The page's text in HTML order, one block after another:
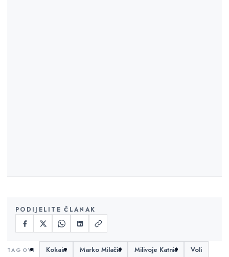
PODIJELITE ČLANAK
Kokain Marko Milačić Milivoje Katnić Voli